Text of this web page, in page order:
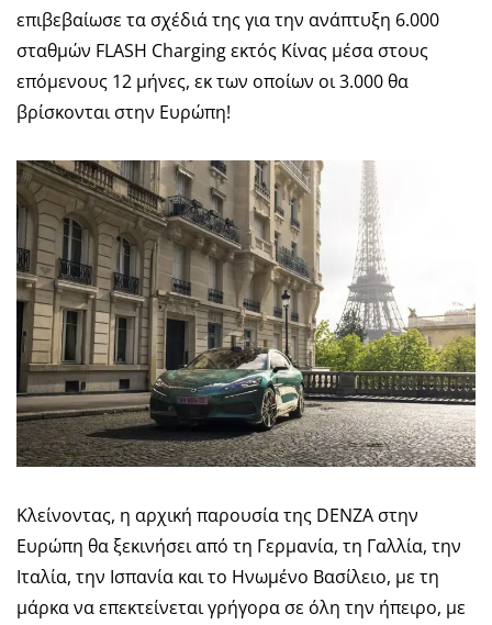
επιβεβαίωσε τα σχέδιά της για την ανάπτυξη 6.000
σταθμών FLASH Charging εκτός Κίνας μέσα στους
επόμενους 12 μήνες, εκ των οποίων οι 3.000 θα
βρίσκονται στην Ευρώπη!
Κλείνοντας, η αρχική παρουσία της DENZA στην
Ευρώπη θα ξεκινήσει από τη Γερμανία, τη Γαλλία, την
Ιταλία, την Ισπανία και το Ηνωμένο Βασίλειο, με τη
μάρκα να επεκτείνεται γρήγορα σε όλη την ήπειρο, με